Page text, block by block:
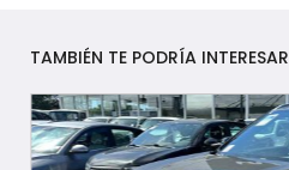
TAMBIÉN TE PODRÍA INTERESAR